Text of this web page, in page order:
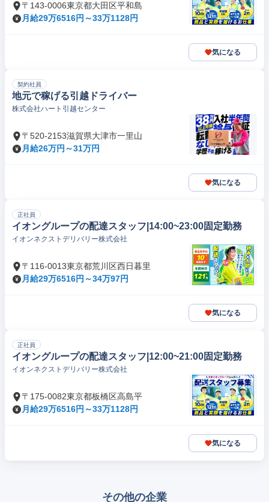
〒143-0006東京都大田区平和島
月給29万6516円～33万1128円
気になる
契約社員
地元で稼げる引越ドライバー
株式会社ハート引越センター
〒520-2153滋賀県大津市一里山
月給26万円～31万円
気になる
正社員
イオングループの配達スタッフ|14:00~23:00固定勤務
イオンネクストデリバリー株式会社
〒116-0013東京都荒川区西日暮里
月給29万6516円～34万97円
気になる
正社員
イオングループの配達スタッフ|12:00~21:00固定勤務
イオンネクストデリバリー株式会社
〒175-0082東京都板橋区高島平
月給29万6516円～33万1128円
気になる
その他の企業